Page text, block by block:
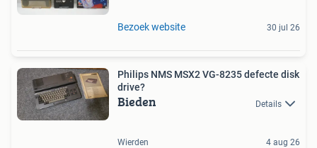
Bezoek website 30 jul 26
Philips NMS MSX2 VG-8235 defecte disk
drive?
Bieden Details
Wierden 4 aug 26